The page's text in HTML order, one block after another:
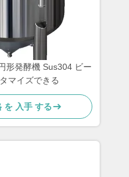
形発酵機 Sus304 ビー
マイズできる
を 入手 する